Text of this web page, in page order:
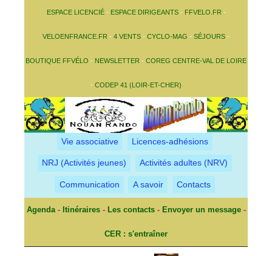
ESPACE LICENCIÉ- ESPACE DIRIGEANTS- FFVELO.FR -
VELOENFRANCE.FR - 4 VENTS - CYCLO-MAG - SÉJOURS -
BOUTIQUE FFVÉLO - NEWSLETTER - COREG CENTRE-VAL DE LOIRE
- CODEP 41 (LOIR-ET-CHER)
Vie associative Licences-adhésions
NRJ (Activités jeunes) Activités adultes (NRV)
Communication A savoir Contacts
Agenda- Itinéraires- Les contacts- Envoyer un message-
CER : s'entraîner